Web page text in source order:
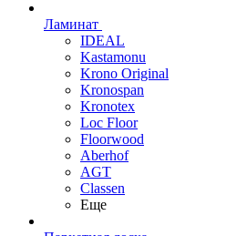
Ламинат
IDEAL
Kastamonu
Krono Original
Kronospan
Kronotex
Loc Floor
Floorwood
Aberhof
AGT
Classen
Еще